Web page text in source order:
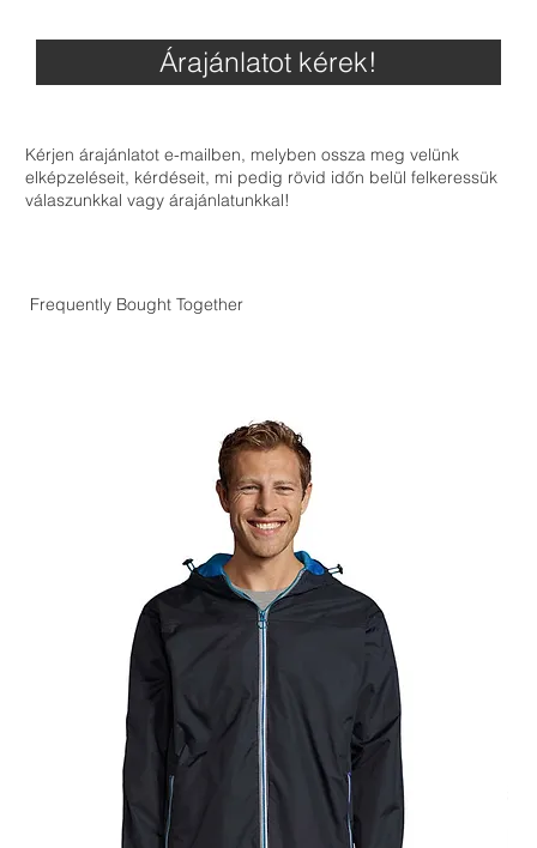
Árajánlatot kérek!
Kérjen árajánlatot e-mailben, melyben ossza meg velünk
elképzeléseit, kérdéseit, mi pedig rövid időn belül felkeressük
válaszunkkal vagy árajánlatunkkal!
Frequently Bought Together